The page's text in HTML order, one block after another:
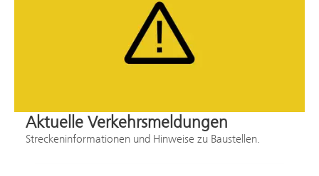
Aktuelle Verkehrsmeldungen
Streckeninformationen und Hinweise zu Baustellen.